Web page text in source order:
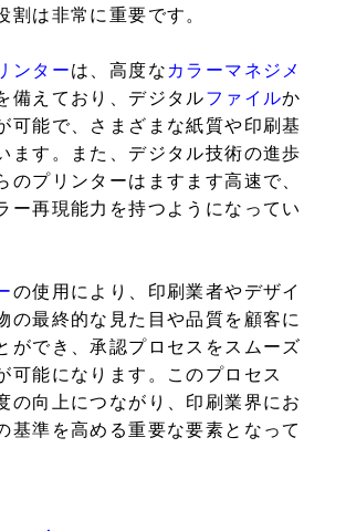
割は非常に重要です。
ンターは、高度な カラーマネジメ
備えており、デジタルファイルか
可能で、さまざまな紙質や印刷基
ます。また、デジタル技術の進歩
のプリンターはますます高速で、
ー再現能力を持つようになってい
の使用により、印刷業者やデザイ
の最終的な見た目や品質を顧客に
ができ、承認プロセスをスムーズ
可能になります。このプロセス
の向上につながり、印刷業界にお
基準を高める重要な要素となって